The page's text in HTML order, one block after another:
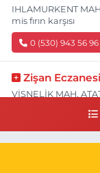
IHLAMURKENT
mis fırın karşısı
0 (530) 943 56 96
Zişan Eczanesi
VİŞNELİK MAH.